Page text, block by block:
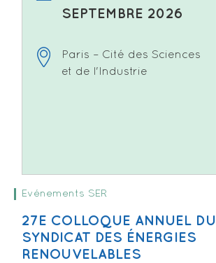
SEPTEMBRE 2026
Paris – Cité des Sciences
et de l'Industrie
Evénements SER
27E COLLOQUE ANNUEL DU
SYNDICAT DES ÉNERGIES
RENOUVELABLES